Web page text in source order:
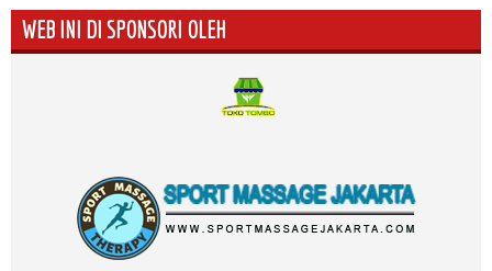
WEB INI DI SPONSORI OLEH